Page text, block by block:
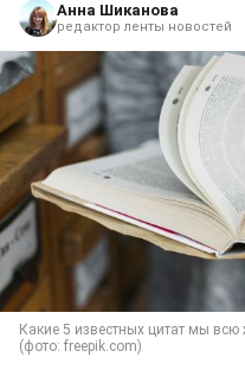
Анна Шиканова
редактор ленты новостей
Какие 5 известных цитат мы
(фото: freepik.com)